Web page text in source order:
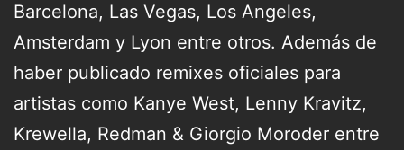
Barcelona, Las Vegas, Los Angeles,
Amsterdam y Lyon entre otros. Además de
haber publicado remixes oficiales para
artistas como Kanye West, Lenny Kravitz,
Krewella, Redman & Giorgio Moroder entre